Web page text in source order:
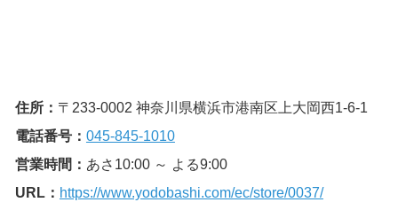
住所： 〒233-0002 神奈川県横浜市港南区上大岡西1-6-1
電話番号： 045-845-1010
営業時間： あさ10:00 ～ よる9:00
URL： https://www.yodobashi.com/ec/store/0037/